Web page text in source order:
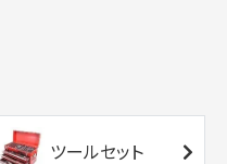
ツールセット